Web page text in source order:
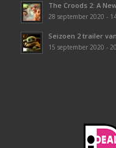
The Croods 2: A
28 september 2020 -
Seizoen 2 trailer
15 september 2020 -